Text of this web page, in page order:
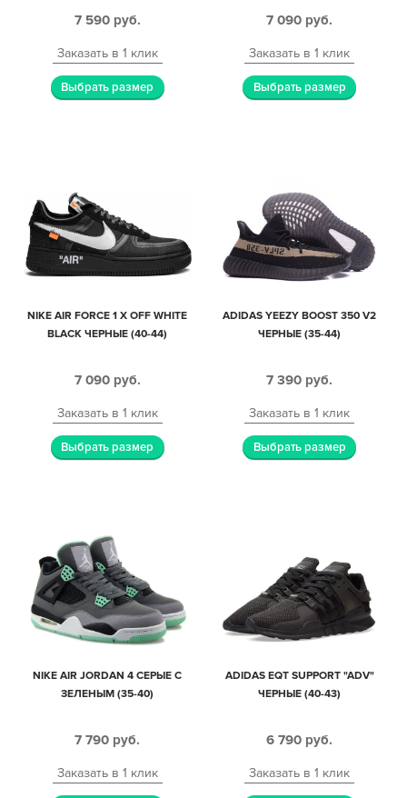
7 590 руб.
Заказать в 1 клик
Выбрать размер
7 090 руб.
Заказать в 1 клик
Выбрать размер
NIKE AIR FORCE 1 X OFF WHITE
BLACK ЧЕРНЫЕ (40-44)
7 090 руб.
Заказать в 1 клик
Выбрать размер
ADIDAS YEEZY BOOST 350 V2
ЧЕРНЫЕ (35-44)
7 390 руб.
Заказать в 1 клик
Выбрать размер
NIKE AIR JORDAN 4 СЕРЫЕ С
ЗЕЛЕНЫМ (35-40)
7 790 руб.
Заказать в 1 клик
ADIDAS EQT SUPPORT "ADV"
ЧЕРНЫЕ (40-43)
6 790 руб.
Заказать в 1 клик